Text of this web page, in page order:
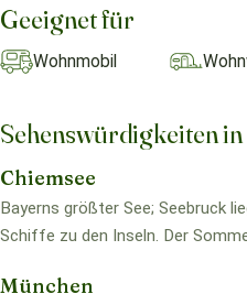
Geeignet für
Wohnmobil
Sehenswürdigkeiten
Chiemsee
Bayerns größter See; Seebruck
Schiffe zu den Inseln. Der
München